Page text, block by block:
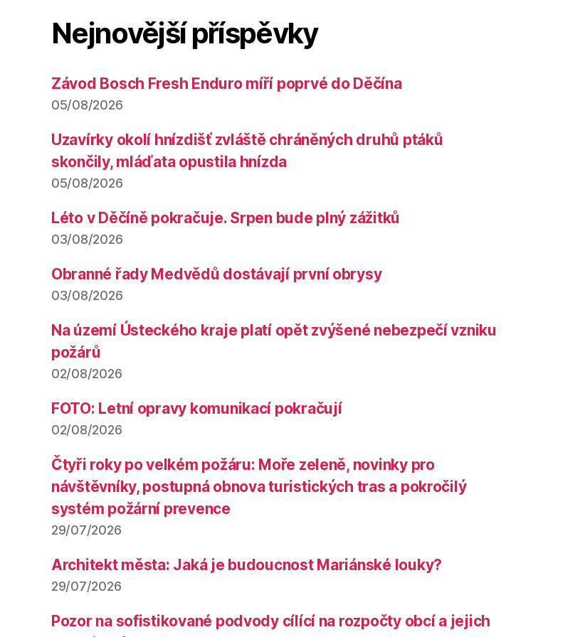
Nejnovější příspěvky
Závod Bosch Fresh Enduro míří poprvé do Děčína
05/08/2026
Uzavírky okolí hnízdišť zvláště chráněných druhů ptáků
skončily, mláďata opustila hnízda
05/08/2026
Léto v Děčíně pokračuje. Srpen bude plný zážitků
03/08/2026
Obranné řady Medvědů dostávají první obrysy
03/08/2026
Na území Ústeckého kraje platí opět zvýšené nebezpečí vzniku
požárů
02/08/2026
FOTO: Letní opravy komunikací pokračují
02/08/2026
Čtyři roky po velkém požáru: Moře zeleně, novinky pro
návštěvníky, postupná obnova turistických tras a pokročilý
systém požární prevence
29/07/2026
Architekt města: Jaká je budoucnost Mariánské louky?
29/07/2026
Pozor na sofistikované podvody cílící na rozpočty obcí a jejich